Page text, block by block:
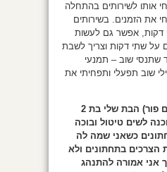
אותו לשירותים בהתחלה
את הזמנים. בשירותים
דקות, אפשר גם לעשות
שתי דקות וצריך לשבת
שתנסי שוב – תמנעי
שוב תפעלי ותפחיתי את
(נטלי ניסים פור) הבת שלי בת 2
לשים טיטול ובוכה
כשאני שמה לה
הצרכים בתחתונים ולא
אני אמורה להתנהג